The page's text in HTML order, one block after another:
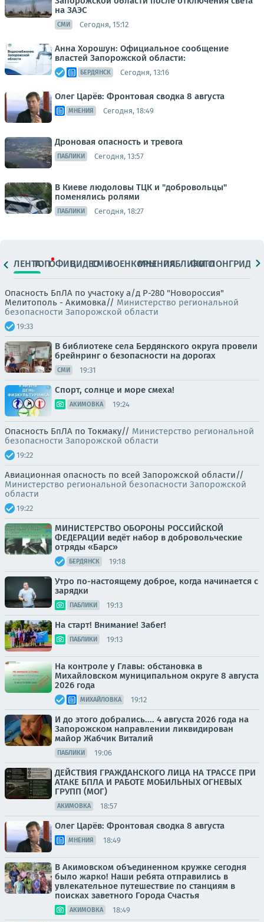
на ЗАЭС
СМИ Сегодня, 15:12
Анна Хорошун: Официальное сообщение
властей Запорожской области:
БЕРДЯНСК Сегодня, 13:16
Олег Царёв: Фронтовая сводка 8 августа
МНЕНИЯ Сегодня, 18:49
Дроновая опасность и тревога
ПАБЛИКИ Сегодня, 13:57
В Киеве людоловы ТЦК и "добровольцы"
поменялись ролями
ПАБЛИКИ Сегодня, 18:27
ЛЕНТАТОПОФИЦ.ВИДЕОСМИВОЕНКОРЫМНЕНИЯПАБЛИКИ
ФОТОЛОНГРИДЫ
Опасность БпЛА по участоку а/д Р-280 "Новороссия"
Мелитополь - Акимовка// Министерство региональной
безопасности Запорожской области
19:33
В библиотеке села Бердянского округа провели
брейнринг о безопасности на дорогах
СМИ 19:31
Спорт, солнце и море смеха!
АКИМОВКА 19:24
Опасность БпЛА по Токмаку// Министерство региональной
безопасности Запорожской области
19:22
Авиационная опасность по всей Запорожской области//
Министерство региональной безопасности Запорожской
области
19:22
МИНИСТЕРСТВО ОБОРОНЫ РОССИЙСКОЙ
ФЕДЕРАЦИИ ведёт набор в добровольческие
отряды «Барс»
БЕРДЯНСК 19:18
Утро по-настоящему доброе, когда начинается с
зарядки
ПАБЛИКИ 19:13
На старт! Внимание! Забег!
ПАБЛИКИ 19:13
На контроле у Главы: обстановка в
Михайловском муниципальном округе 8 августа
2026 года
МИХАЙЛОВКА 19:12
И до этого добрались.... 4 августа 2026 года на
Запорожском направлении ликвидирован
майор Жабчик Виталий
ПАБЛИКИ 19:06
ДЕЙСТВИЯ ГРАЖДАНСКОГО ЛИЦА НА ТРАССЕ ПРИ
АТАКЕ БПЛА И РАБОТЕ МОБИЛЬНЫХ ОГНЕВЫХ
ГРУПП (МОГ)
АКИМОВКА 18:57
Олег Царёв: Фронтовая сводка 8 августа
МНЕНИЯ 18:49
В Акимовском объединенном кружке сегодня
было жарко! Наши ребята отправились в
увлекательное путешествие по станциям в
поисках заветного Города Счастья
АКИМОВКА 18:49